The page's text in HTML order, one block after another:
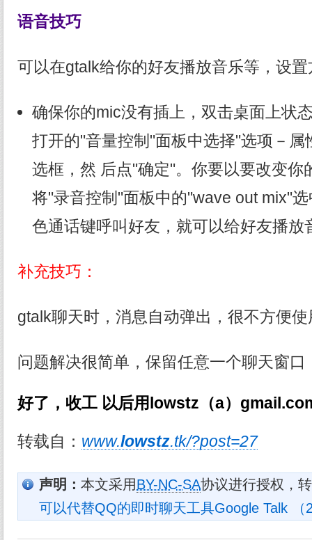
语音技巧
可以在gtalk给你的好友播放音乐等，设
确保你的mic没有插上，双击桌面上状
打开的"音量控制"面板中选择"选项－属
选框，然 后点"确定"。你要以要改变你
将"录音控制"面板中的"wave out mix"
色通话键呼叫好友，就可以给好友播放
补充技巧：
gtalk聊天时，消息自动弹出，很不方便
问题解决很简单，保留任意一个聊天窗口
好了，收工 以后用lowstz（a）
转载自： www.lowstz.tk/?post=27
声明： 本文采用BY-NC-SA协议进行授权，
可以代替QQ的即时聊天工具Google Talk （